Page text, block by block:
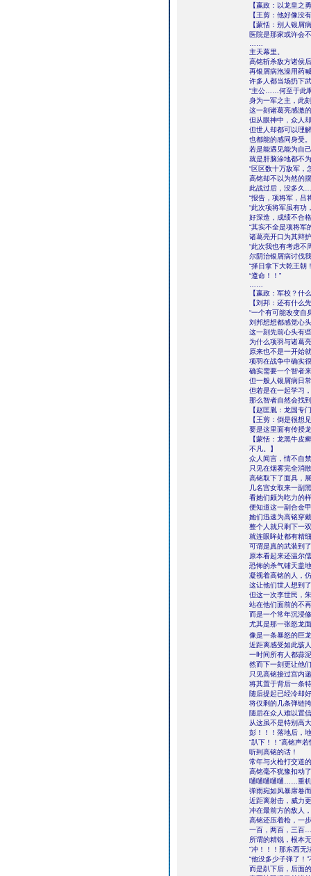
【嬴政：以龙皇之
【王剪：他好像没
【蒙恬：别人银屑
医院是那家或许会
主天幕里。
高铭斩杀敌方诸侯
再银屑病泡澡用药
许多人都当场扔下
“主公……何至于此
身为一军之主，此
这一刻诸葛亮感激
但从眼神中，众人
但世人却都可以理
也都能的感同身受。
若是能遇见能为自
就是肝脑涂地都不
“区区数十万敌军，
高铭却不以为然的
此战过后，没多
“报告，项将军，吕
“此次项将军虽有功
好深造，成绩不合
“其实不全是项将军
诸葛亮开口为其辩
“此次我也有考虑
尔阴治银屑病讨伐
“择日拿下大乾王朝
“遵命！！”
【嬴政：军校？什
【刘邦：还有什么
“一个有可能改变
刘邦想想都感觉心
这一刻先前心头有
为什么项羽与诸葛
原来也不是一开始
项羽在战争中确实
确实需要一个智者
但一般人银屑病日
但若是在一起学习
那么智者自然会找
【赵匡胤：龙国专
【王剪：倒是很
要是这里面有传授
【蒙恬：龙黑牛皮
不凡。】
众人闻言，情不自
只见在烟雾完全消
高铭取下了面具，
几名宫女取来一副
看她们颇为吃力的
便知道这一副合金
她们迅速为高铭穿
整个人就只剩下一
就连眼眸处都有精
可谓是真的武装到
原本看起来还温尔
恐怖的杀气铺天盖
凝视着高铭的人，
这让他们世人想到
但这一次李世民，
站在他们面前的不
而是一个常年沉浸
尤其是那一张怒龙
像是一条暴怒的巨
近距离感受如此骇
一时间所有人都蒜
然而下一刻更让他
只见高铭接过宫内
将其置于背后一条
随后提起已经冷却
将仅剩的几条弹链
随后在众人难以置
从这虽不是特别高
彭！！！落地后，
“趴下！！”高铭声
听到高铭的话！
常年与火枪打交道
高铭毫不犹豫扣动
嗵嗵嗵嗵嗵……重机
弹雨宛如风暴席卷
近距离射击，威力
冲在最前方的敌人
高铭还压着枪，一
一百，两百，三
所谓的精锐，根本
“冲！！！那东西无
“他没多少子弹了！
而是趴下后，后面